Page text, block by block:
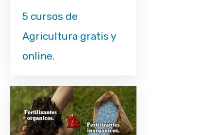
5 cursos de
Agricultura gratis y
online.